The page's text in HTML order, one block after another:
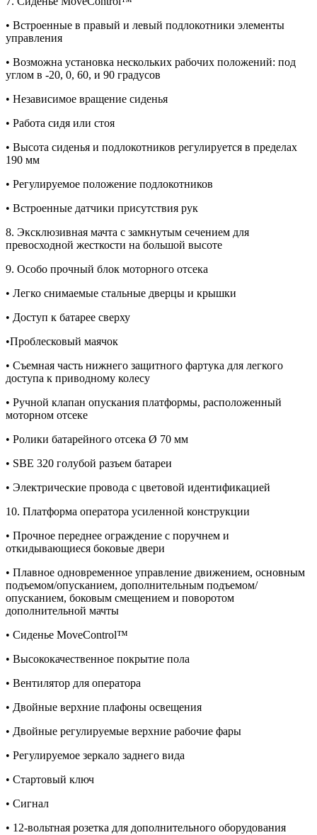
• Встроенные в правый и левый подлокотники элементы
управления
• Возможна установка нескольких рабочих положений: под
углом в -20, 0, 60, и 90 градусов
• Независимое вращение сиденья
• Работа сидя или стоя
• Высота сиденья и подлокотников регулируется в пределах
190 мм
• Регулируемое положение подлокотников
• Встроенные датчики присутствия рук
8. Эксклюзивная мачта с замкнутым сечением для
превосходной жесткости на большой высоте
9. Особо прочный блок моторного отсека
• Легко снимаемые стальные дверцы и крышки
• Доступ к батарее сверху
•Проблесковый маячок
• Съемная часть нижнего защитного фартука для легкого
доступа к приводному колесу
• Ручной клапан опускания платформы, расположенный
моторном отсеке
• Ролики батарейного отсека Ø 70 мм
• SBE 320 голубой разъем батареи
• Электрические провода с цветовой идентификацией
10. Платформа оператора усиленной конструкции
• Прочное переднее ограждение с поручнем и
откидывающиеся боковые двери
• Плавное одновременное управление движением, основным
подъемом/опусканием, дополнительным подъемом/
опусканием, боковым смещением и поворотом
дополнительной мачты
• Сиденье MoveControl™
• Высококачественное покрытие пола
• Вентилятор для оператора
• Двойные верхние плафоны освещения
• Двойные регулируемые верхние рабочие фары
• Регулируемое зеркало заднего вида
• Стартовый ключ
• Сигнал
• 12-вольтная розетка для дополнительного оборудования